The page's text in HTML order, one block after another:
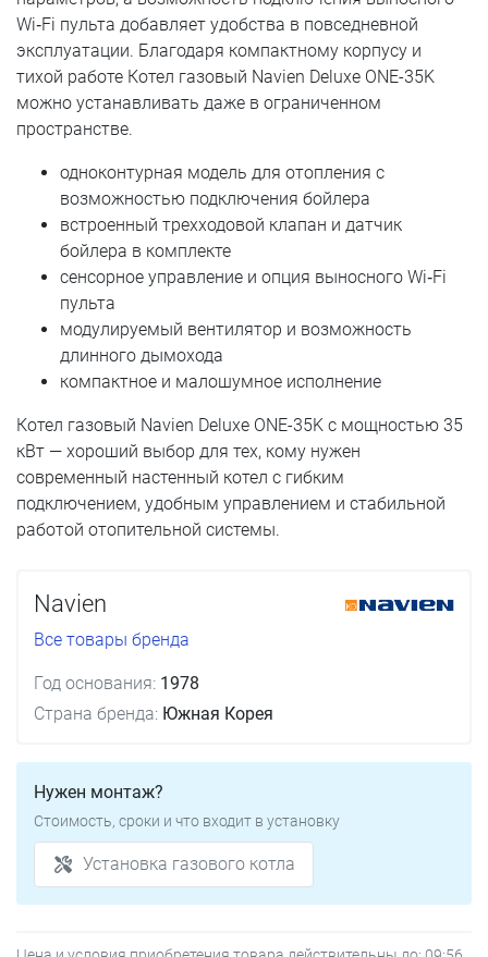
Wi‑Fi пульта добавляет удобства в повседневной
эксплуатации. Благодаря компактному корпусу и
тихой работе Котел газовый Navien Deluxe ONE-35K
можно устанавливать даже в ограниченном
пространстве.
одноконтурная модель для отопления с
возможностью подключения бойлера
встроенный трехходовой клапан и датчик
бойлера в комплекте
сенсорное управление и опция выносного Wi‑Fi
пульта
модулируемый вентилятор и возможность
длинного дымохода
компактное и малошумное исполнение
Котел газовый Navien Deluxe ONE-35K с мощностью 35
кВт — хороший выбор для тех, кому нужен
современный настенный котел с гибким
подключением, удобным управлением и стабильной
работой отопительной системы.
Navien
Все товары бренда
Год основания: 1978
Страна бренда: Южная Корея
Нужен монтаж?
Стоимость, сроки и что входит в установку
Установка газового котла